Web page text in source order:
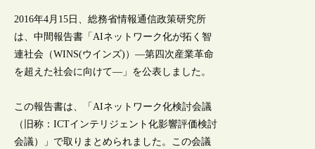
2016年4月15日、総務省情報通信政策研究所
は、中間報告書「AIネットワーク化が拓く智
連社会（WINS(ウインズ)）―第四次産業革命
を超えた社会に向けて―」を公表しました。
この報告書は、「AIネットワーク化検討会議
（旧称：ICTインテリジェント化影響評価検討
会議）」で取りまとめられました。この会議